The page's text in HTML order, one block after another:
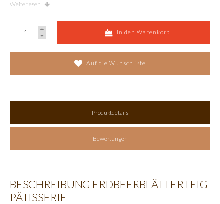
Weiterlesen
In den Warenkorb
Auf die Wunschliste
Produktdetails
Bewertungen
BESCHREIBUNG ERDBEERBLÄTTERTEIG
PÂTISSERIE